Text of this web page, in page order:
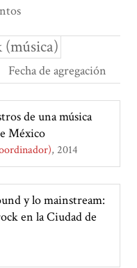
(música)
Fecha de agregación
de una música
México
2014
y lo mainstream:
en la Ciudad de